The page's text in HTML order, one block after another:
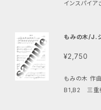
インスパイア
もみの木/J.
¥2,750
もみの木 作
B1,B2 三重